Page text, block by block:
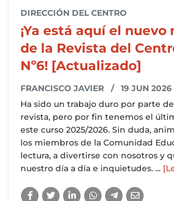
DIRECCIÓN DEL CENTRO
¡Ya está aquí el nuevo
de la Revista del
Nº6! [Actualizado]
FRANCISCO JAVIER / 19 JUN 2026
Ha sido un trabajo duro por parte
revista, pero por fin tenemos el
este curso 2025/2026. Sin duda,
los miembros de la Comunidad
lectura, a divertirse con nosotros y
nuestro día a día e inquietudes. ...